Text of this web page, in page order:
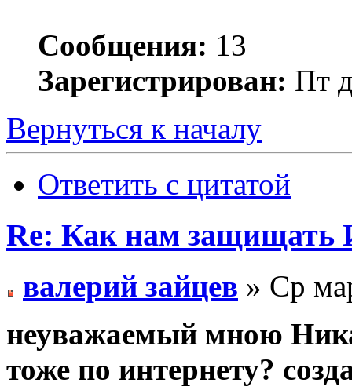
Сообщения: 13
Зарегистрирован: Пт
Вернуться к началу
Ответить с цитатой
Re: Как нам защищать
валерий зайцев » Ср
неуважаемый мною
тоже по интернету?